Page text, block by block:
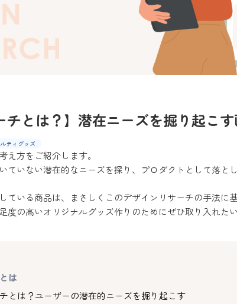
チとは？】潜在ニーズを掘り起こ
ティグッズ
え方をご紹介します。
ていない潜在的なニーズを探り、プロダクトとして落と
ている商品は、まさしくこのデザインリサーチの手法に基
度の高いオリジナルグッズ作りのためにぜひ取り入れた
は
とは？ユーザーの潜在的ニーズを掘り起こす